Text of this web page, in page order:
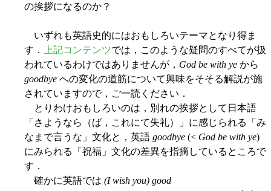
の挨拶になるのか？
いずれも英語史的にはおもしろいテーマとなり得ま
す．
上記コンテンツでは，このような疑問のすべてが扱
われているわけではありませんが， God be with ye から
goodbye への変化の道筋について興味をそそる解説が施
されていますので，ご一読ください．
とりわけおもしろいのは，別れの挨拶として日本語
「さようなら（ば，これにて失礼）」に感じられる「み
なまで言うな」文化と，英語 goodbye (< God be with ye)
にみられる「祝福」文化の差異を指摘しているところで
す．
確かに英語では (I wish you) good